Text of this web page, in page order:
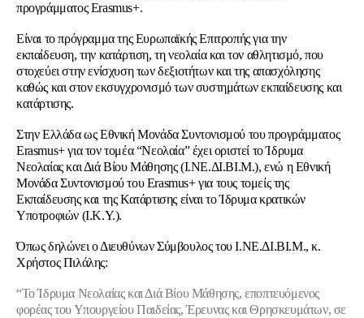
προγράμματος Erasmus+.
Είναι το πρόγραμμα της Ευρωπαϊκής Επιτροπής για την
εκπαίδευση, την κατάρτιση, τη νεολαία και τον αθλητισμό, που
στοχεύει στην ενίσχυση των δεξιοτήτων και της απασχόλησης
καθώς και στον εκσυγχρονισμό των συστημάτων εκπαίδευσης και
κατάρτισης.
Στην Ελλάδα ως Εθνική Μονάδα Συντονισμού του προγράμματος
Erasmus+ για τον τομέα “Νεολαία” έχει οριστεί το Ίδρυμα
Νεολαίας και Διά Βίου Μάθησης (Ι.ΝΕ.ΔΙ.ΒΙ.Μ.), ενώ η Εθνική
Μονάδα Συντονισμού του Erasmus+ για τους τομείς της
Εκπαίδευσης και της Κατάρτισης είναι το Ίδρυμα κρατικών
Υποτροφιών (Ι.Κ.Υ.).
Όπως δηλώνει ο Διευθύνων Σύμβουλος του Ι.ΝΕ.ΔΙ.ΒΙ.Μ., κ.
Χρήστος Πιλάλης:
“Το Ίδρυμα Νεολαίας και Διά Βίου Μάθησης, εποπτευόμενος
φορέας του Υπουργείου Παιδείας, Έρευνας και Θρησκευμάτων, σε